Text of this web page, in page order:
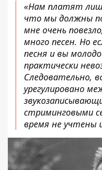
«Нам платят
что мы должны
мне очень
много песен. Но
песня и вы
практически
Следовательно,
урегулировано
стриминговыми
время не учтены